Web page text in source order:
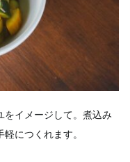
をイメージして。煮込み
につくれます。